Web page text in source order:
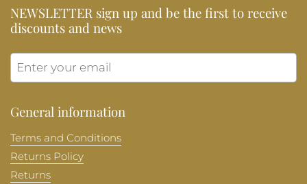
NEWSLETTER sign up and be the first to receive
discounts and news
General information
Terms and Conditions
Returns Policy
Returns